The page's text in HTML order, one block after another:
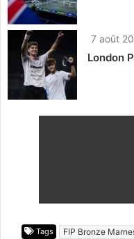
7 août
London
Tags FIP Bronze